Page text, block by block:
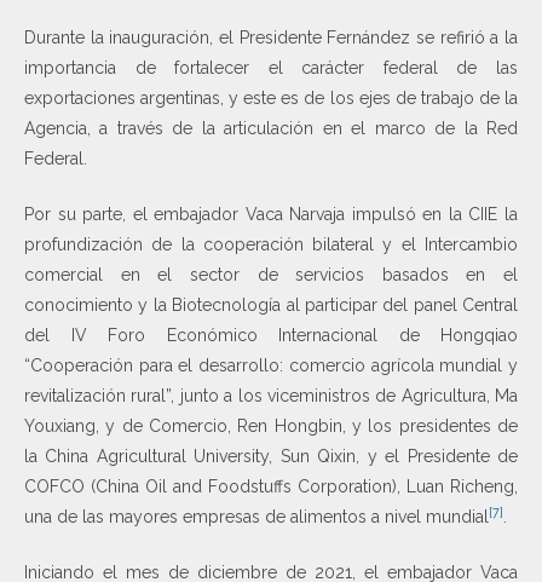
Durante la inauguración, el Presidente Fernández se refirió a la
importancia de fortalecer el carácter federal de las
exportaciones argentinas, y este es de los ejes de trabajo de la
Agencia, a través de la articulación en el marco de la Red
Federal.
Por su parte, el embajador Vaca Narvaja impulsó en la CIIE la
profundización de la cooperación bilateral y el Intercambio
comercial en el sector de servicios basados en el
conocimiento y la Biotecnología al participar del panel Central
del IV Foro Económico Internacional de Hongqiao
“Cooperación para el desarrollo: comercio agrícola mundial y
revitalización rural”, junto a los viceministros de Agricultura, Ma
Youxiang, y de Comercio, Ren Hongbin, y los presidentes de
la China Agricultural University, Sun Qixin, y el Presidente de
COFCO (China Oil and Foodstuffs Corporation), Luan Richeng,
una de las mayores empresas de alimentos a nivel mundial [7]
Iniciando el mes de diciembre de 2021, el embajador Vaca